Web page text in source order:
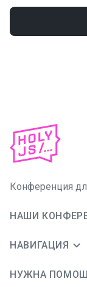
Конференция
НАШИ
НАВИГАЦИЯ
НУЖНА